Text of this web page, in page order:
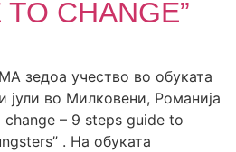
CHANGE”
зедоа учество во обуката
во Милковени, Романија
– 9 steps guide to
. На обуката